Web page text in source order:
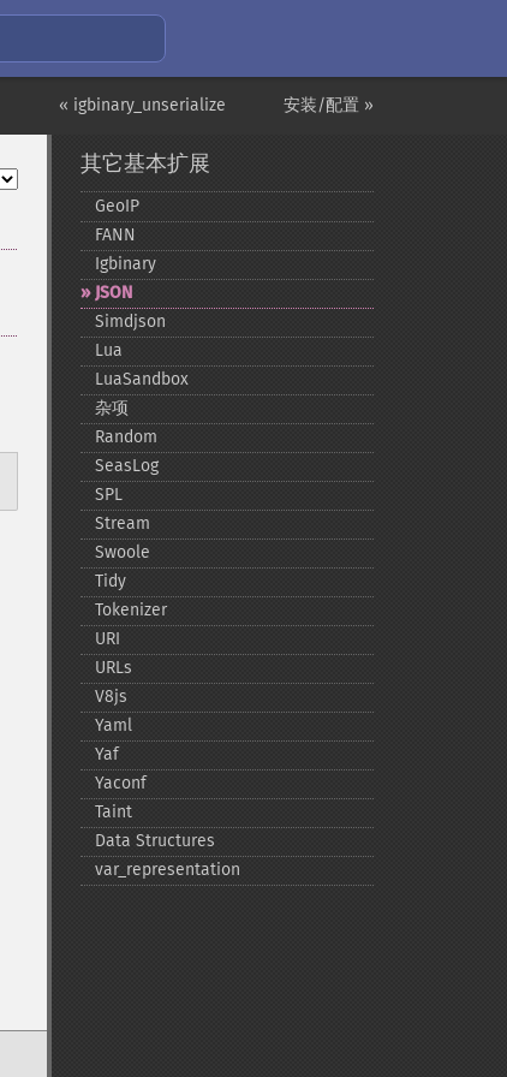
安装/配置 »
« igbinary_unserialize
其它基本扩展
GeoIP
FANN
Igbinary
JSON
Simdjson
Lua
LuaSandbox
杂项
Random
SeasLog
SPL
Stream
Swoole
Tidy
Tokenizer
URI
URLs
V8js
Yaml
Yaf
Yaconf
Taint
Data Structures
var_​representation